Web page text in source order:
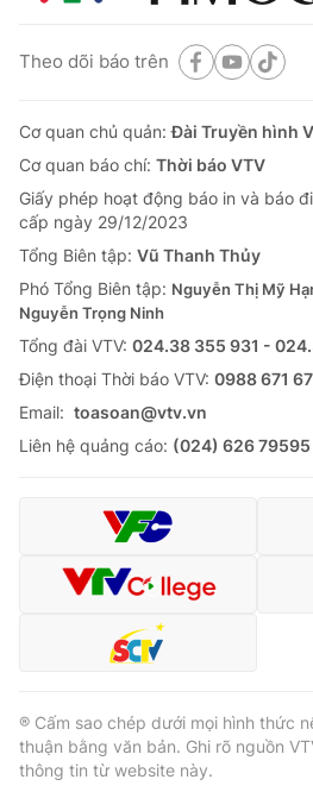
Theo dõi báo trên
Cơ quan chủ quản:Đài Truyền hình
Cơ quan báo chí: Thời báo VTV
Giấy phép hoạt động báo in và báo
cấp ngày 29/12/2023
Tổng Biên tập: Vũ Thanh Thủy
Phó Tổng Biên tập: Nguyễn Thị Mỹ
Nguyễn Trọng Ninh
Tổng đài VTV: 024.38 355 931 -
Ðiện thoại Thời báo VTV: 0988 671
Email: toasoan@vtv.vn
Liên hệ quảng cáo: (024) 626 79595
® Cấm sao chép dưới mọi hình thức
thuận bằng văn bản. Ghi rõ nguồn
thông tin từ website này.